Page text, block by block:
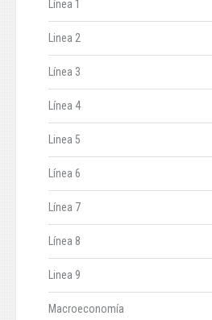
Línea 1
Linea 2
Línea 3
Línea 4
Linea 5
Línea 6
Línea 7
Línea 8
Linea 9
Macroeconomía